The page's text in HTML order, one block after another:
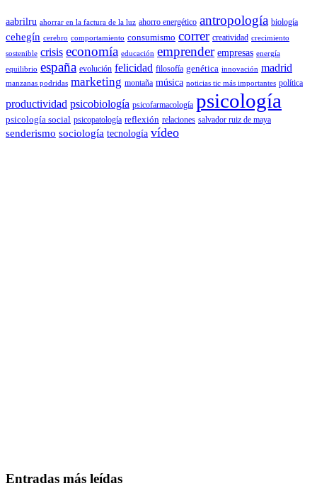
aabrilru ahorrar en la factura de la luz ahorro energético antropología biología
cehegín cerebro comportamiento consumismo correr creatividad crecimiento
sostenible crisis economía educación emprender empresas energía
equilibrio españa evolución felicidad filosofía genética innovación madrid
manzanas podridas marketing montaña música noticias tic más importantes política
productividad psicobiología psicofarmacología psicología
psicología social psicopatología reflexión relaciones salvador ruiz de maya
senderismo sociología tecnología vídeo
Entradas más leídas